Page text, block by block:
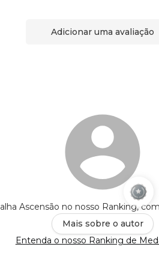
Adicionar uma avaliação
Ascensão no nosso Ranking,
Mais sobre o autor
Entenda o nosso Ranking de